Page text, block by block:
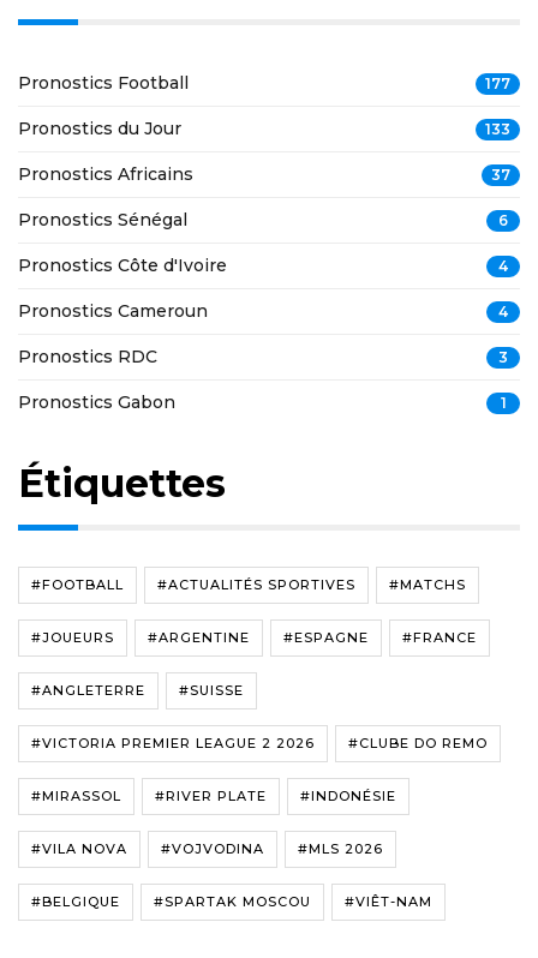
Pronostics Football 177
Pronostics du Jour 133
Pronostics Africains 37
Pronostics Sénégal 6
Pronostics Côte d'Ivoire 4
Pronostics Cameroun 4
Pronostics RDC 3
Pronostics Gabon 1
Étiquettes
#FOOTBALL #ACTUALITÉS SPORTIVES #MATCHS
#JOUEURS #ARGENTINE #ESPAGNE #FRANCE
#ANGLETERRE #SUISSE
#VICTORIA PREMIER LEAGUE 2 2026 #CLUBE DO REMO
#MIRASSOL #RIVER PLATE #INDONÉSIE
#VILA NOVA #VOJVODINA #MLS 2026
#BELGIQUE #SPARTAK MOSCOU #VIÊT-NAM